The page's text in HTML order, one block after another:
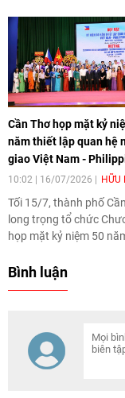
quyết tâm nâng cao
đổi mới sáng tạo,
tiêu trở thành trung
lực phát triển của vùng
bằng sông Cửu Long
và cực tăng trưởng mới
nước.
Cần Thơ họp mặt kỷ
năm thiết lập quan hệ
giao Việt Nam -
10:02 | 16/07/2026 HỮU
Tối 15/7, thành phố
long trọng tổ chức
họp mặt kỷ niệm 50
- Philippines (12/7/1976
Bình luận